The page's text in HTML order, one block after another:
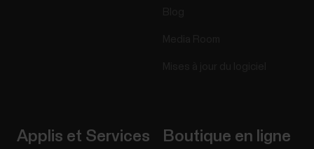
Applis et Services Boutique en ligne